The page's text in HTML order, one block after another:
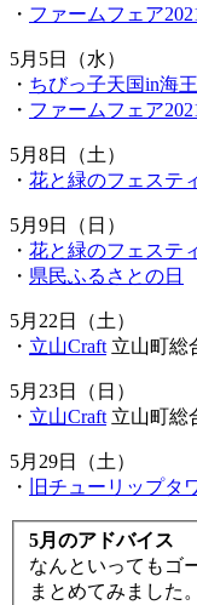
・ ファームフェア
5月5日（水）
・ ちびっ子天国in海
・ ファームフェア
5月8日（土）
・ 花と緑のフェステ
5月9日（日）
・ 花と緑のフェステ
・ 県民ふるさとの日
5月22日（土）
・ 立山Craft 立山町総
5月23日（日）
・ 立山Craft 立山町総
5月29日（土）
・
旧チューリップタ
5月のアドバイス
なんといってもゴ
まとめてみました。